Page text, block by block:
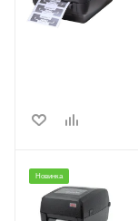
Новинка